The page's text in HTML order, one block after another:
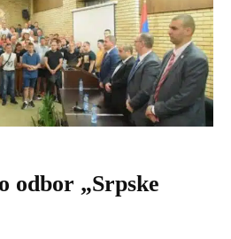
odbor „Srpske